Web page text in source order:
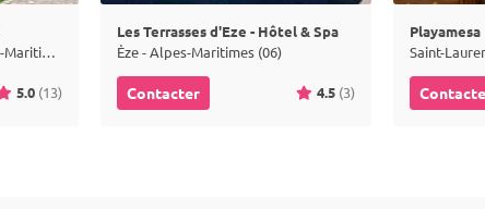
Saint-Paul-de-Vence - Alpes-Maritimes (06)
5.0 (13)
Les Terrasses d'Eze - Hôtel & Spa
Èze - Alpes-Maritimes (06)
Contacter 4.5 (3)
Playamesa